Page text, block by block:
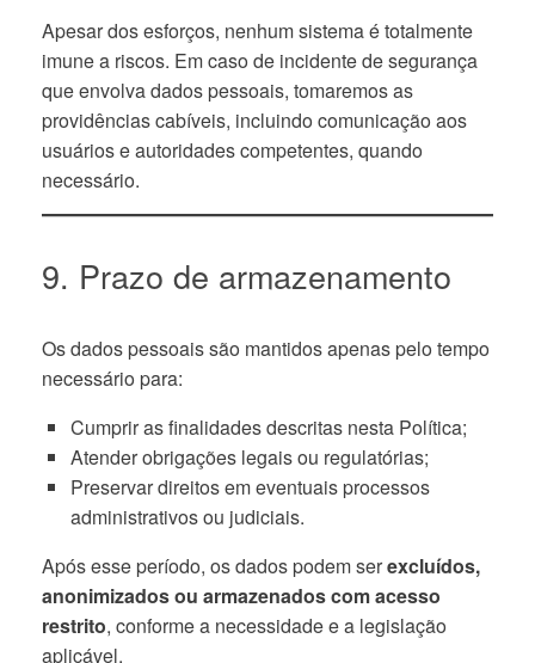
Apesar dos esforços, nenhum sistema é totalmente
imune a riscos. Em caso de incidente de segurança
que envolva dados pessoais, tomaremos as
providências cabíveis, incluindo comunicação aos
usuários e autoridades competentes, quando
necessário.
9. Prazo de armazenamento
Os dados pessoais são mantidos apenas pelo tempo
necessário para:
Cumprir as finalidades descritas nesta Política;
Atender obrigações legais ou regulatórias;
Preservar direitos em eventuais processos
administrativos ou judiciais.
Após esse período, os dados podem serexcluídos,
anonimizados ou armazenados com acesso
restrito, conforme a necessidade e a legislação
aplicável.